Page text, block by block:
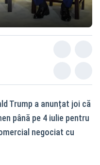
Trump a anunțat joi că
până pe 4 iulie pentru
negociat cu